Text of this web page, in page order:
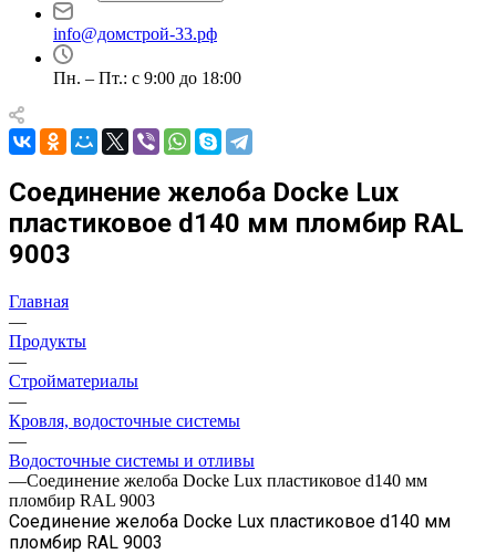
info@домстрой-33.рф
Пн. – Пт.: с 9:00 до 18:00
Соединение желоба Docke Lux
пластиковое d140 мм пломбир RAL
9003
Главная
—
Продукты
—
Стройматериалы
—
Кровля, водосточные системы
—
Водосточные системы и отливы
—Соединение желоба Docke Lux пластиковое d140 мм
пломбир RAL 9003
Соединение желоба Docke Lux пластиковое d140 мм
пломбир RAL 9003